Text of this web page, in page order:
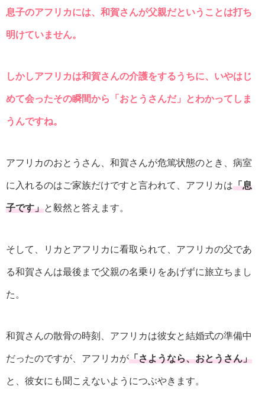
息子のアフリカには、和賀さんが父親だということは打ち
明けていません。
しかしアフリカは和賀さんの介護をするうちに、いやはじ
めて会ったその瞬間から「おとうさんだ」とわかってしま
うんですね。
アフリカのおとうさん、和賀さんが危篤状態のとき、病室
に入れるのはご家族だけですと言われて、アフリカは「息
子です」と毅然と答えます。
そして、リカとアフリカに看取られて、アフリカの父であ
る和賀さんは最後まで父親の名乗りをあげずに旅立ちまし
た。
和賀さんの散骨の時刻、アフリカは彼女と結婚式の準備中
だったのですが、アフリカが「さようなら、おとうさん」
と、彼女にも聞こえないようにつぶやきます。